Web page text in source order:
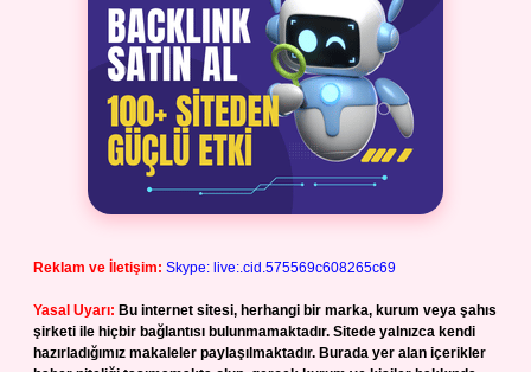
Reklam ve İletişim: Skype: live:.cid.575569c608265c69
Yasal Uyarı: Bu internet sitesi, herhangi bir marka, kurum veya şahıs
şirketi ile hiçbir bağlantısı bulunmamaktadır. Sitede yalnızca kendi
hazırladığımız makaleler paylaşılmaktadır. Burada yer alan içerikler